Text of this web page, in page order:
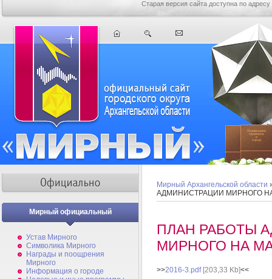
Старая версия сайта доступна по адресу
Мирный официальный
Устав Мирного
Символика Мирного
Награды и поощрения
Мирного
Информация о городе
Мирный Архангельской области
АДМИНИСТРАЦИИ МИРНОГО НА
ПЛАН РАБОТЫ
МИРНОГО НА
>>2016-3.pdf[203,33 Kb]<<